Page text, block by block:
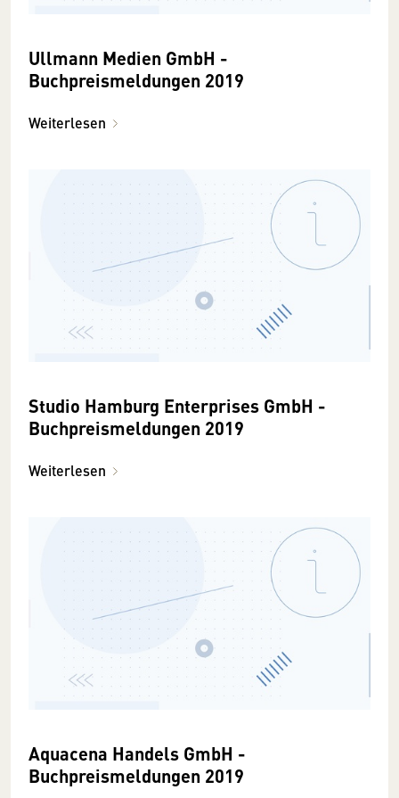
Ullmann Medien GmbH -
Buchpreismeldungen 2019
Weiterlesen
Studio Hamburg Enterprises GmbH -
Buchpreismeldungen 2019
Weiterlesen
Aquacena Handels GmbH -
Buchpreismeldungen 2019